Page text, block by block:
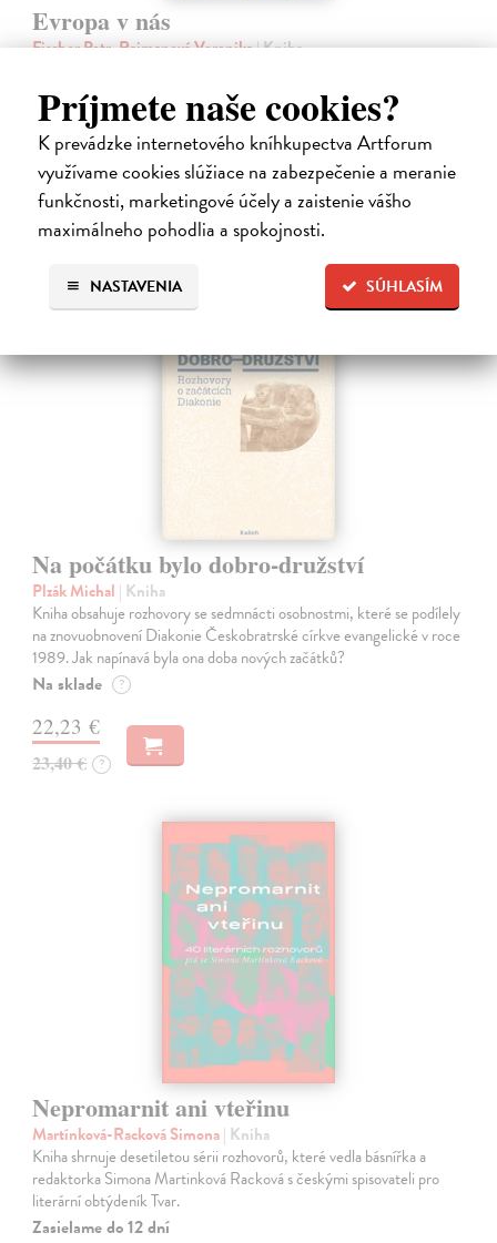
Príjmete naše cookies?
K prevádzke internetového kníhkupectva Artforum
využívame cookies slúžiace na zabezpečenie a meranie
funkčnosti, marketingové účely a zaistenie vášho
maximálneho pohodlia a spokojnosti.
SÚHLASÍM
NASTAVENIA
Evropa v nás
Fischer Petr, Rajmanová Veronika| Kniha
proměnou, urychlenou sérií krizí, které otřásly jistotami Západu i
Evropy. Ta znovu hledá svůj směr i sebevědomí.
Zasielame do 12 dní
21,06 €
23,40 € ?
na sklade
Na počátku bylo dobro-družství
Plzák Michal | Kniha
Kniha obsahuje rozhovory se sedmnácti osobnostmi, které se podílely
na znovuobnovení Diakonie Českobratrské církve evangelické v roce
1989. Jak napínavá byla ona doba nových začátků?
Na sklade ?
22,23 €
23,40 € ?
Nepromarnit ani vteřinu
Martínková-Racková Simona| Kniha
Kniha shrnuje desetiletou sérii rozhovorů, které vedla básnířka a
redaktorka Simona Martinková Racková s českými spisovateli pro
literární obtýdeník Tvar.
Zasielame do 12 dní